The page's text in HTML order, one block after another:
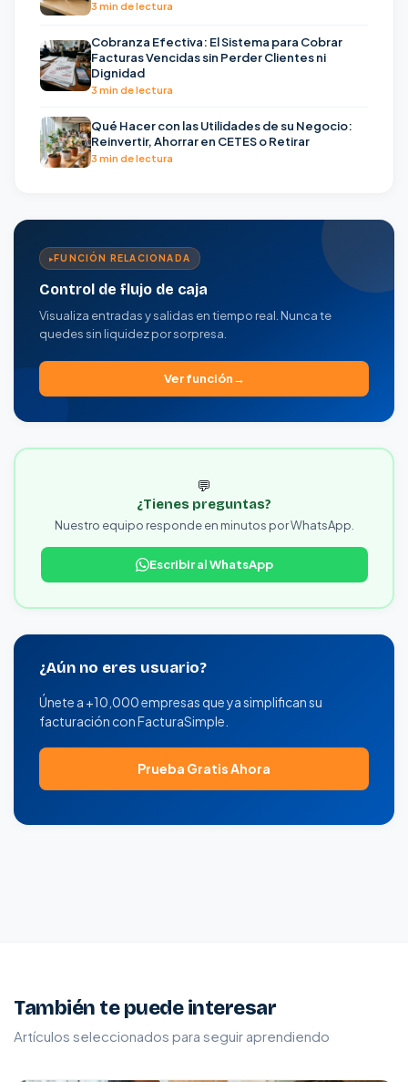
3 min de lectura
Cobranza Efectiva: El Sistema para Cobrar
Facturas Vencidas sin Perder Clientes ni
Dignidad
3 min de lectura
Qué Hacer con las Utilidades de su Negocio:
Reinvertir, Ahorrar en CETES o Retirar
3 min de lectura
FUNCIÓN RELACIONADA
Control de flujo de caja
Visualiza entradas y salidas en tiempo real. Nunca te
quedes sin liquidez por sorpresa.
Ver función
💬
¿Tienes preguntas?
Nuestro equipo responde en minutos por WhatsApp.
Escribir al WhatsApp
¿Aún no eres usuario?
Únete a +10,000 empresas que ya simplifican su
facturación con FacturaSimple.
Prueba Gratis Ahora
También te puede interesar
Artículos seleccionados para seguir aprendiendo